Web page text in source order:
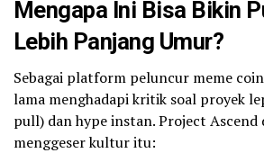
Mengapa Ini Bisa Bikin
Lebih Panjang Umur?
Sebagai platform peluncur meme
lama menghadapi kritik soal proyek
pull) dan hype instan. Project
menggeser kultur itu: